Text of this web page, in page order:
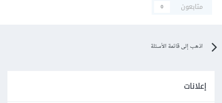
متابعون
0
اذهب إلى قائمة الأسئلة
إعلانات